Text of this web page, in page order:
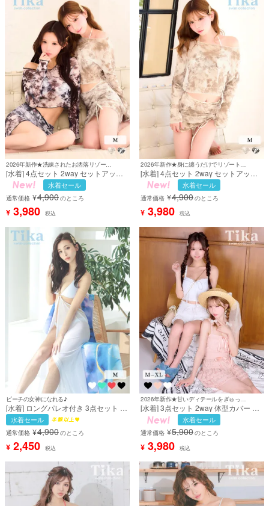
[水着] 4点セット 2way セットアップ
体型カバー ハイウエスト 三角ビキニ
背中カバー 袖あり タンキニ ドロスト
スカートタイプ ギャル 大理石柄 マー
ブル モカベージュ ブラック 黒 モノト
ーン (若林萌々/聖菜着用) [tk-sw8867]
水着セール
通常価格 ¥4,900のところ
¥ 3,980 税込
[水着] 4点セット 2way セットアップ
体型カバー ハイウエスト 三角ビキニ
背中カバー 袖あり タンキニ ドロスト
スカートタイプ ギャル 大理石柄 マー
ブル モカベージュ ブラック 黒 モノト
ーン (若林萌々着用) [tk-sw8867a]
水着セール
通常価格 ¥4,900のところ
¥ 3,980 税込
ビーチの女神になれる♪
[水着] ロングパレオ付き 3点セット 体
型カバー チェーンベルト インポート
風 セクシー エレガント 白 ホワイト
三角ビキニ (みゆう着用) [tk-swy016]
水着セール
通常価格 ¥4,900のところ
¥ 2,450 税込
[水着] 3点セット 2way 体型カバー ビ
スチェ タンキニ リボン スカートタイ
プ 洋服みたいな ガーリー レース ホワ
イト 白 ピンク Lサイズあり 大きいサ
イズ ビキニ (聖菜/若林萌々着用) [tk-
sw25277]
水着セール
通常価格 ¥5,900のところ
¥ 3,980 税込